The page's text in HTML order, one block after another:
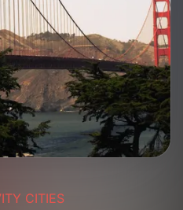
CITIES